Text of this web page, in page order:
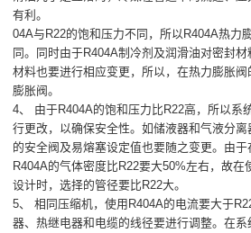
有利。
04A与R22的饱和压力不同，所以R404A热力
同。同时由于R404A制冷剂及润滑油对密封
材料也要进行相应变更，所以，在热力膨胀
膨胀阀。
4、 由于R404A的饱和压力比R22高，所以系
行更改，以确保安全性。如储液器和气液分
的安全阀及易熔塞设定值也要随之变更。由于
R404A的气体密度比R22要大50%左右，故在
设计时，选择的管径要比R22大。
5、 相同压缩机，使用R404A的电流要大于
器、热继电器和电缆的线径要进行调整。在